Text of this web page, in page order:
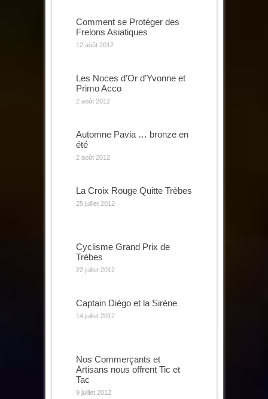
Comment se Protéger des
Frelons Asiatiques
12 août 2012
Les Noces d’Or d’Yvonne et
Primo Acco
2 août 2012
Automne Pavia … bronze en
été
2 août 2012
La Croix Rouge Quitte Trèbes
25 juillet 2012
Cyclisme Grand Prix de
Trèbes
22 juillet 2012
Captain Diégo et la Sirène
14 juillet 2012
Nos Commerçants et
Artisans nous offrent Tic et
Tac
9 juillet 2012